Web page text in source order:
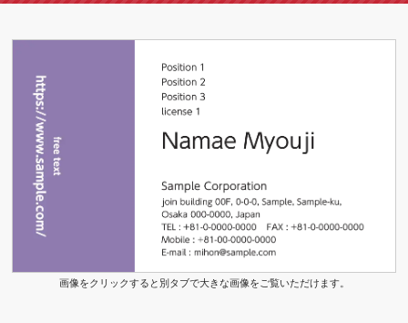
画像をクリックすると別タブで大きな画像をご覧いただけます。